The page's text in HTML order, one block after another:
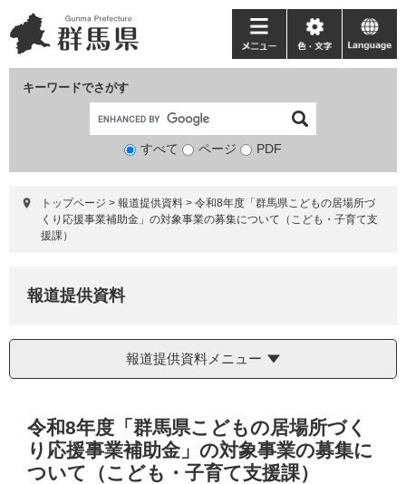
ー
ジ
ニ
ュ
て
キーワードでさがす
検
象
すべて ページ PDF
メ
ニ
ー
色・
文
language
トップページ > 報道提供資料 > 令和8年度「群馬県こどもの居場所づ
くり応援事業補助金」の対象事業の募集について（こども・子育て支
援課）
報道提供資料
報道提供資料メニュー
令和8年度「群馬県こどもの居場所づく
り応援事業補助金」の対象事業の募集に
ついて（こども・子育て支援課）